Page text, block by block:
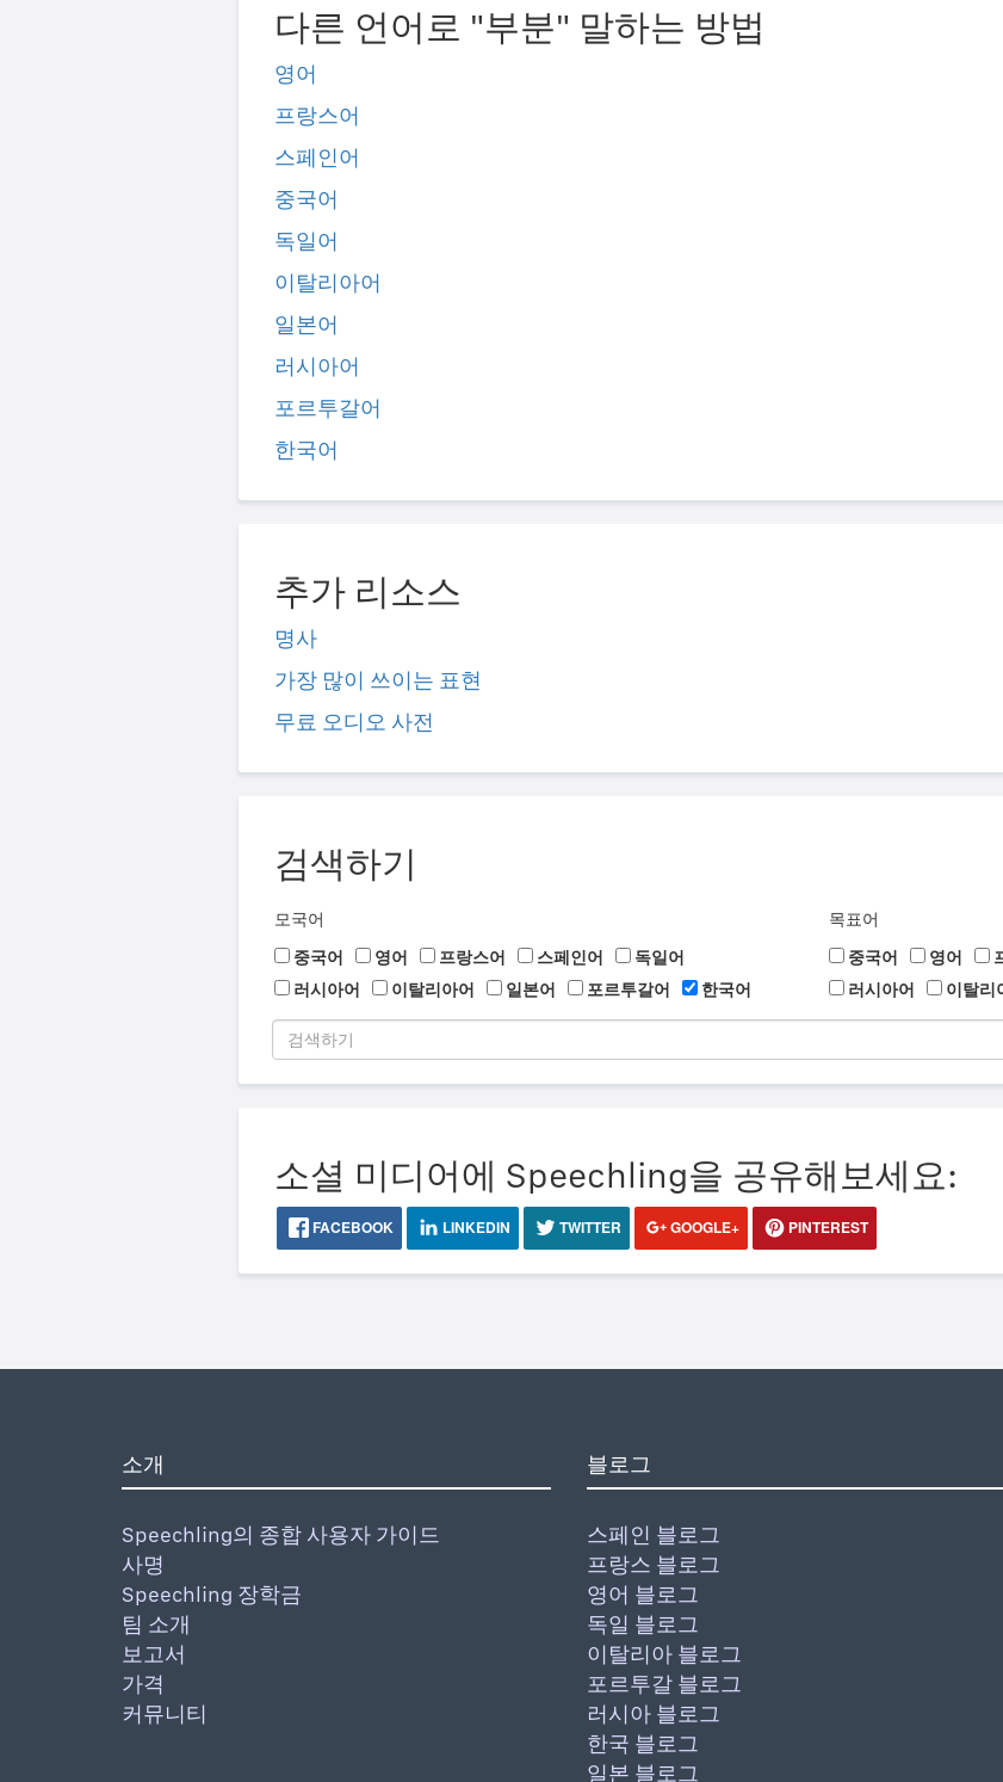
다른 언어로 "부분" 말하는 방법
영어
프랑스어
스페인어
중국어
독일어
이탈리아어
일본어
러시아어
포르투갈어
한국어
추가 리소스
명사
가장 많이 쓰이는 표현
무료 오디오 사전
검색하기
모국어
중국어
영어 프랑스어 스페인어
독일어
러시아어
이탈리아어 일본어 포르투갈어 한국어
목표어
중국어
영어
러시아어
이탈리
소셜 미디어에 Speechling을 공유해보세요:
FACEBOOK LINKEDIN TWITTER GOOGLE+ PINTEREST
소개
Speechling의 종합 사용자 가이드
사명
Speechling 장학금
팀 소개
보고서
가격
커뮤니티
블로그
스페인 블로그
프랑스 블로그
영어 블로그
독일 블로그
이탈리아 블로그
포르투갈 블로그
러시아 블로그
한국 블로그
일본 블로그